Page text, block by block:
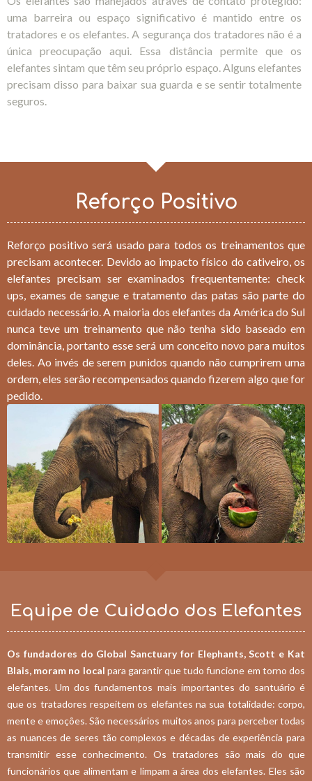
uma barreira ou espaço significativo é mantido entre os
tratadores e os elefantes. A segurança dos tratadores não é a
única preocupação aqui. Essa distância permite que os
elefantes sintam que têm seu próprio espaço. Alguns elefantes
precisam disso para baixar sua guarda e se sentir totalmente
seguros.
Reforço Positivo
Reforço positivo será usado para todos os treinamentos que
precisam acontecer. Devido ao impacto físico do cativeiro, os
elefantes precisam ser examinados frequentemente: check
ups, exames de sangue e tratamento das patas são parte do
cuidado necessário. A maioria dos elefantes da América do Sul
nunca teve um treinamento que não tenha sido baseado em
dominância, portanto esse será um conceito novo para muitos
deles. Ao invés de serem punidos quando não cumprirem uma
ordem, eles serão recompensados quando fizerem algo que for
pedido.
Equipe de Cuidado dos Elefantes
Os fundadores do Global Sanctuary for Elephants, Scott e Kat
Blais, moram no local para garantir que tudo funcione em torno dos
elefantes. Um dos fundamentos mais importantes do santuário é
que os tratadores respeitem os elefantes na sua totalidade: corpo,
mente e emoções. São necessários muitos anos para perceber todas
as nuances de seres tão complexos e décadas de experiência para
transmitir esse conhecimento. Os tratadores são mais do que
funcionários que alimentam e limpam a área dos elefantes. Eles são